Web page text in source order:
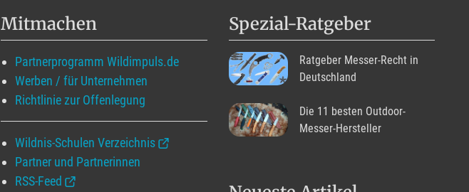
Mitmachen
Partnerprogramm Wildimpuls.de
Werben / für Unternehmen
Richtlinie zur Offenlegung
Wildnis-Schulen Verzeichnis
Partner und Partnerinnen
RSS-Feed
Spezial-Ratgeber
Ratgeber Messer-Recht in
Deutschland
Die 11 besten Outdoor-
Messer-Hersteller